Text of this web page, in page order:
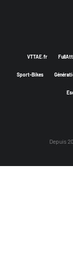
VTTAE.fr
Sport-Bikes
Depuis